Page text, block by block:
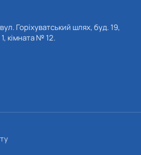
Горіхуватський шлях, буд. 19,
кімната № 12.